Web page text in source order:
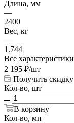
Длина, мм
—
2400
Вес, кг
—
1.744
Все характеристики
2 195 ₽/шт
Получить скидку
Кол-во, шт
В корзину
Кол-во, мп